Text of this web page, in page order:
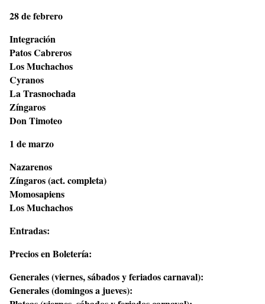
28 de febrero
Integración
Patos Cabreros
Los Muchachos
Cyranos
La Trasnochada
Zíngaros
Don Timoteo
1 de marzo
Nazarenos
Zíngaros (act. completa)
Momosapiens
Los Muchachos
Entradas:
Precios en Boletería:
Generales (viernes, sábados y feriados carnaval):
Generales (domingos a jueves):